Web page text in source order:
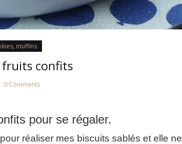
muffins
fruits confits
0 Comments
pour se régaler.
réaliser mes biscuits sablés et elle ne